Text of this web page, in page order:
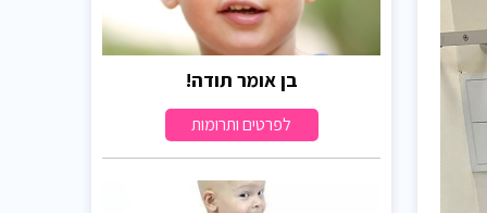
בן אומר תודה!
לפרטים ותרומות